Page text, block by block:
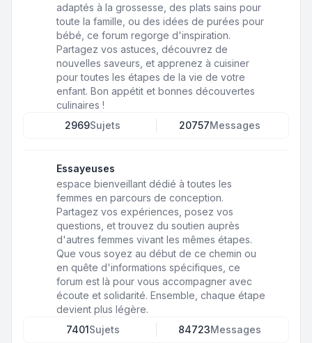
adaptés à la grossesse, des plats sains pour
toute la famille, ou des idées de purées pour
bébé, ce forum regorge d'inspiration.
Partagez vos astuces, découvrez de
nouvelles saveurs, et apprenez à cuisiner
pour toutes les étapes de la vie de votre
enfant. Bon appétit et bonnes découvertes
culinaires !
2969Sujets 20757Messages
Essayeuses
espace bienveillant dédié à toutes les
femmes en parcours de conception.
Partagez vos expériences, posez vos
questions, et trouvez du soutien auprès
d'autres femmes vivant les mêmes étapes.
Que vous soyez au début de ce chemin ou
en quête d'informations spécifiques, ce
forum est là pour vous accompagner avec
écoute et solidarité. Ensemble, chaque étape
devient plus légère.
7401Sujets 84723Messages